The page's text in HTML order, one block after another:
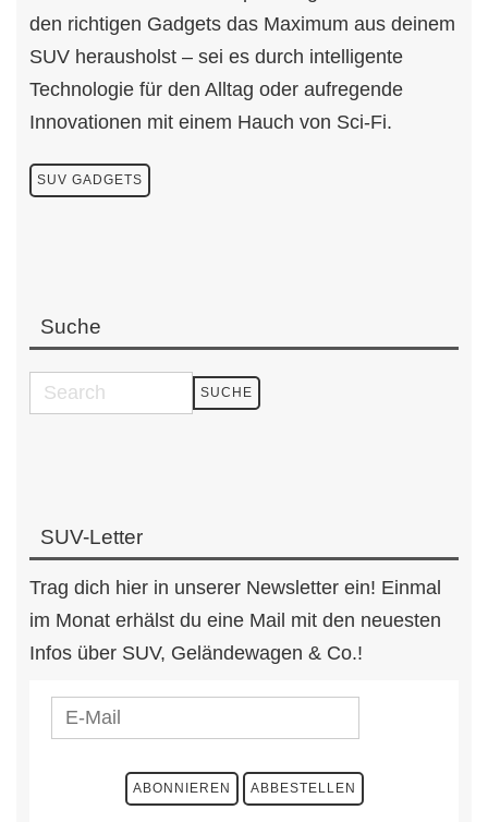
den richtigen Gadgets das Maximum aus deinem
SUV herausholst – sei es durch intelligente
Technologie für den Alltag oder aufregende
Innovationen mit einem Hauch von Sci-Fi.
SUV GADGETS
Suche
SUV-Letter
Trag dich hier in unserer Newsletter ein! Einmal
im Monat erhälst du eine Mail mit den neuesten
Infos über SUV, Geländewagen & Co.!